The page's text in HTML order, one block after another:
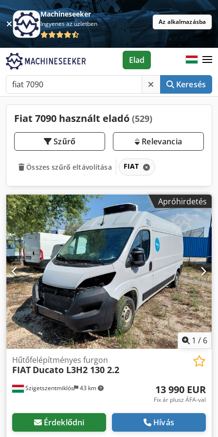
Machineseeker
Ingyenes az üzletben Az alkalmazásba
Keresés
Elad
Fiat 7090 használt eladó (529)
Szűrő Relevancia
Összes szűrő eltávolítása FIAT
Apróhirdetés
1 / 6
Szigetszentmiklós 43 km
Hűtőfelépítményes furgon
FIAT Ducato L3H2 130 2.2
13 990 EUR
Fix ár plusz ÁFA-val
Érdeklődni Hívás